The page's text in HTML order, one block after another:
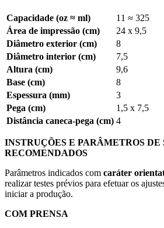
Capacidade (oz ≈ ml)
11 ≈ 325
Área de impressão (cm)
24 x 9,5
Diâmetro exterior (cm)
8
Diâmetro interior (cm)
7,5
Altura (cm)
9,6
Base (cm)
8
Espessura (mm)
3
Pega (cm)
1,5 x 7,5
Distância caneca-pega (cm) 4
INSTRUÇÕES E PARÂMETROS
RECOMENDADOS
Parâmetros indicados com caráter
realizar testes prévios para efetuar os
iniciar a produção.
COM PRENSA